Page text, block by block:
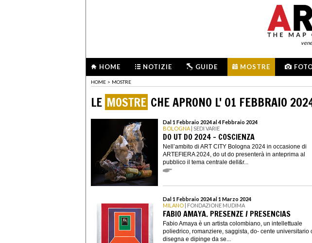
HOME NOTIZIE GUIDE MOSTRE
HOME > MOSTRE
LE MOSTRE CHE APRONO L' 01 FEBBRAIO
Dal 1 Febbraio 2024 al 4 Febbraio 2024
BOLOGNA | SEDI VARIE
DO UT DO 2024 - COSCIENZA
Nell’ambito di ART CITY Bologna 2024 in occasione di
ARTEFIERA 2024, do ut do presenterà in anteprima al
pubblico il tema centrale dell&r...
Dal 1 Febbraio 2024 al 1 Marzo 2024
MILANO | FONDAZIONE MUDIMA
FABIO AMAYA. PRESENZE / PRESENCIAS
Fabio Amaya è un artista colombiano, un intellettuale
poliedrico, romanziere, saggista, do- cente universitario
disegna e dipinge da se...